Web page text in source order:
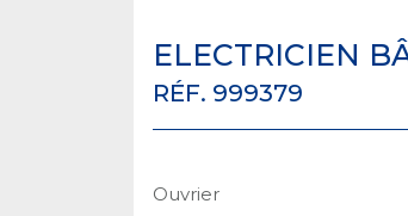
ELECTRICIEN
RÉF. 999379
Ouvrier